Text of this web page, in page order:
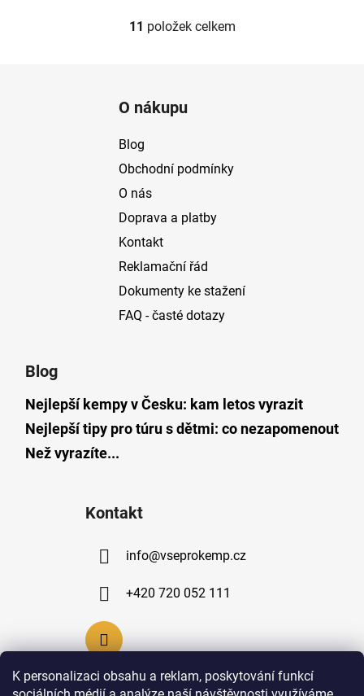
K personalizaci obsahu a reklam, poskytování funkcí
O
d
p
v
k
v
ý
p
i
11 položek celkem
O nákupu
Blog
Obchodní podmínky
O nás
Doprava a platby
Kontakt
Reklamační řád
Dokumenty ke stažení
FAQ - časté dotazy
Blog
Nejlepší kempy v Česku: kam letos vyrazit
Nejlepší tipy pro túru s dětmi: co nezapomenout
Než vyrazíte...
Kontakt
info@vseprokemp.cz
+420 720 052 111